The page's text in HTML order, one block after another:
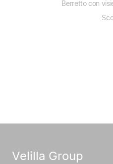
Berretto con
Velilla Group